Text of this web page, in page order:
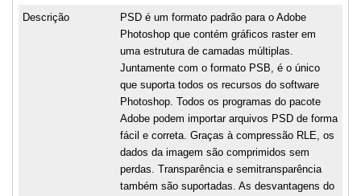
Descrição
PSD é um formato padrão para o Adobe
Photoshop que contém gráficos raster em
uma estrutura de camadas múltiplas.
Juntamente com o formato PSB, é o único
que suporta todos os recursos do software
Photoshop. Todos os programas do pacote
Adobe podem importar arquivos PSD de forma
fácil e correta. Graças à compressão RLE, os
dados da imagem são comprimidos sem
perdas. Transparência e semitransparência
também são suportadas. As desvantagens do